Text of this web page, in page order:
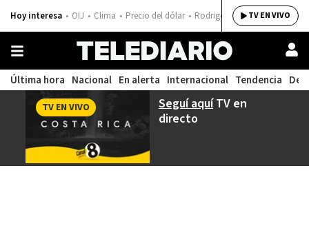
Hoy interesa OIJ Clima Precio del dólar Rodrigo ChavesTV EN VIVO
Última hora Nacional En alerta Internacional Tendencia
Seguí aquíTV en
directo
TV EN VIVO